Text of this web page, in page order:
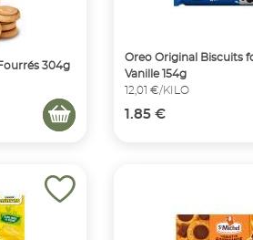
304g
Oreo Original Biscuits
Vanille 154g
12,01 €/KILO
1.85 €